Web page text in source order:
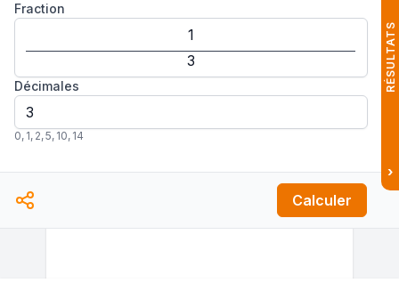
Fraction
Décimales
0, 1, 2,5, 10, 14
Calculer
RÉSULTATS
›